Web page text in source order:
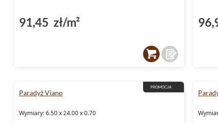
91,45 zł/m²
PROMOCJA
Paradyż Viano
Wymiary: 6.50 x 24.00 x 0.70